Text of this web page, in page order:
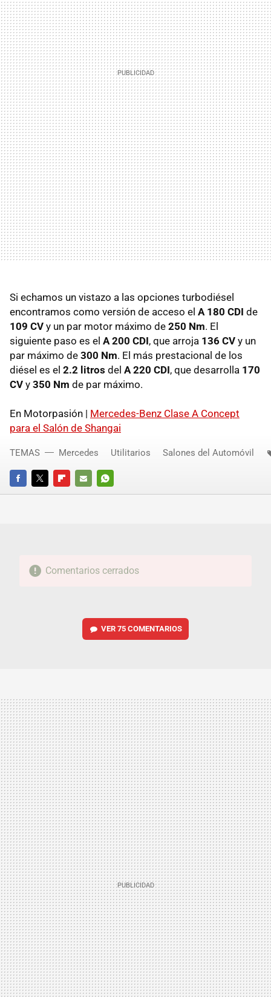
Si echamos un vistazo a las opciones turbodiésel
encontramos como versión de acceso el A 180 CDI de
109 CV y un par motor máximo de 250 Nm. El
siguiente paso es el A 200 CDI, que arroja 136 CV y un
par máximo de 300 Nm. El más prestacional de los
diésel es el 2.2 litros del A 220 CDI, que desarrolla 170
CV y 350 Nm de par máximo.
En Motorpasión | Mercedes-Benz Clase A Concept
para el Salón de Shangai
FACEBOOKTWITTERFLIPBOARD
E-
WHATSAPP
TEMAS Mercedes Utilitarios Salones del Automóvil
Comentarios cerrados
VER 75 COMENTARIOS